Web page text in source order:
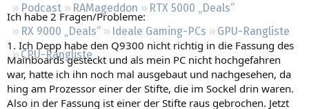
Podcast RAMageddon
RTX 5000 „Deals“
RX 9000 „Deals“
Ideale Gaming-PCs
GPU-Rangliste
CPU-Rangliste
Ich habe 2 Fragen/Probleme:
1. Ich Depp habe den Q9300 nicht richtig in die Fassung des
Mainboards gesteckt und als mein PC nicht hochgefahren
war, hatte ich ihn noch mal ausgebaut und nachgesehen, da
hing am Prozessor einer der Stifte, die im Sockel drin waren.
Also in der Fassung ist einer der Stifte raus gebrochen. Jetzt